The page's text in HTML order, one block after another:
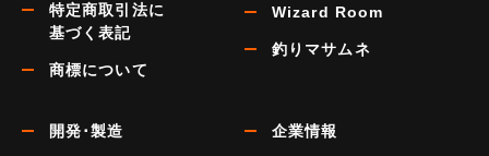
特定商取引法に
基づく表記
商標について
Wizard Room
釣りマサムネ
開発･製造 企業情報